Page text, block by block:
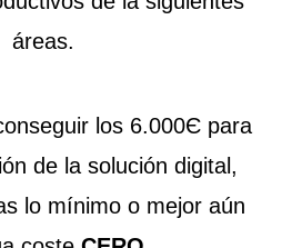
áreas.
los 6.000Є para
de la solución digital,
lo mínimo o mejor aún